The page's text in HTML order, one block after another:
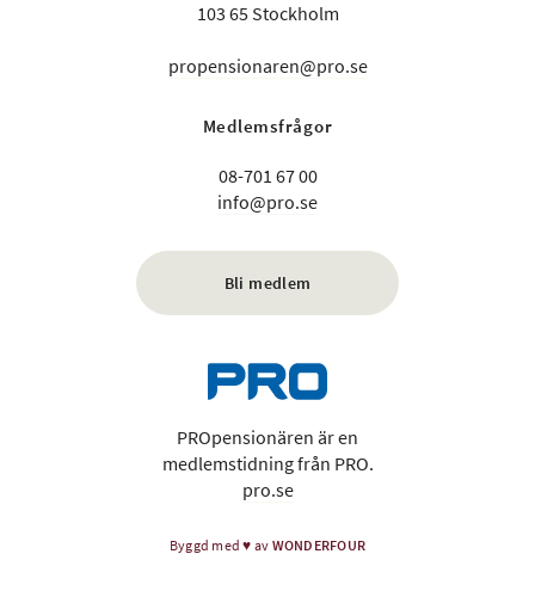
103 65 Stockholm
propensionaren@pro.se
Medlemsfrågor
08-701 67 00
info@pro.se
Bli medlem
PROpensionären är en
medlemstidning från PRO.
pro.se
Byggd med♥ av WONDERFOUR